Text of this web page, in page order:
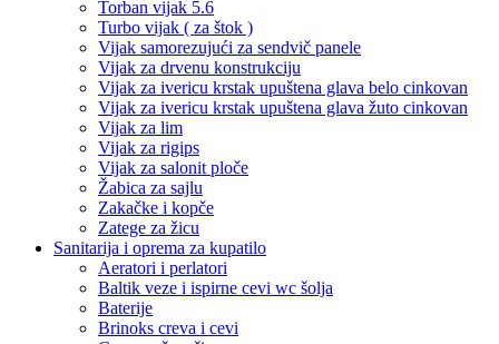
Torban vijak 5.6
Turbo vijak ( za štok )
Vijak samorezujući za sendvič panele
Vijak za drvenu konstrukciju
Vijak za ivericu krstak upuštena glava belo cinkovan
Vijak za ivericu krstak upuštena glava žuto cinkovan
Vijak za lim
Vijak za rigips
Vijak za salonit ploče
Žabica za sajlu
Zakačke i kopče
Zatege za žicu
Sanitarija i oprema za kupatilo
Aeratori i perlatori
Baltik veze i ispirne cevi wc šolja
Baterije
Brinoks creva i cevi